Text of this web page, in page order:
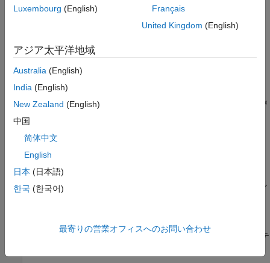
モデルは、HDL 設計に適した作業分担を使用します。
フィルターのアルゴリズムを実装する
サブシ
サブシステムを駆動する最上位のモデル コンポーネントはテ
Luxembourg (English)
Français
United Kingdom (English)
アジア太平洋地域
Australia (English)
India (English)
New Zealand (English)
中国
简体中文
English
日本 (日本語)
한국 (한국어)
最寄りの営業オフィスへのお問い合わせ